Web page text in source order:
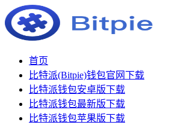
首页
比特派(Bitpie)钱包官网下载
比特派钱包安卓版下载
比特派钱包最新版下载
比特派钱包苹果版下载